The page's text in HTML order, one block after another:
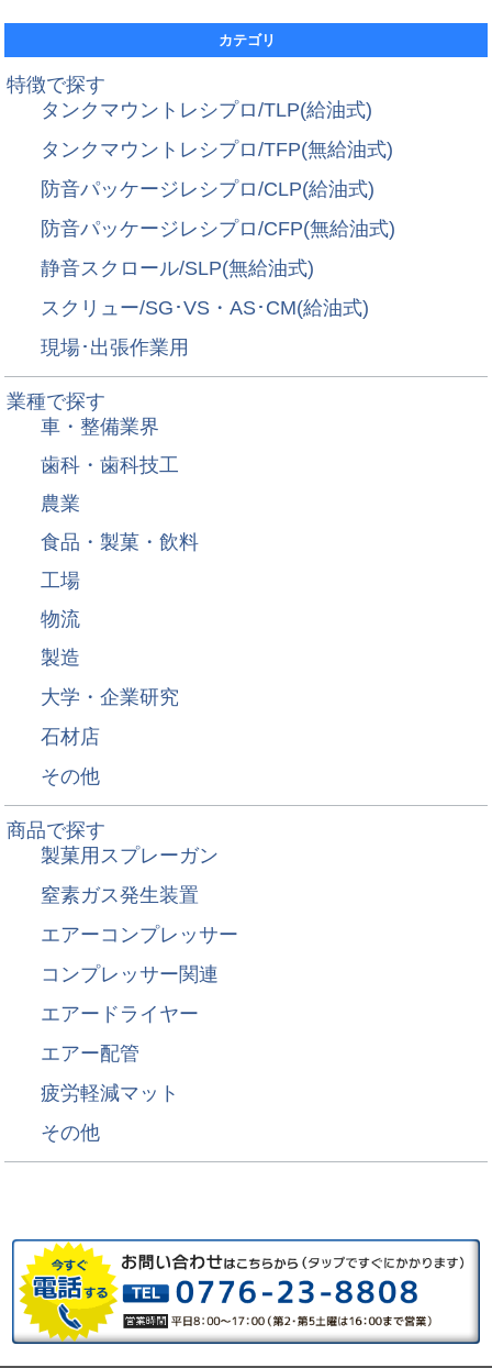
カテゴリ
特徴で探す
タンクマウントレシプロ/TLP(給油式)
タンクマウントレシプロ/TFP(無給油式)
防音パッケージレシプロ/CLP(給油式)
防音パッケージレシプロ/CFP(無給油式)
静音スクロール/SLP(無給油式)
スクリュー/SG･VS・AS･CM(給油式)
現場･出張作業用
業種で探す
車・整備業界
歯科・歯科技工
農業
食品・製菓・飲料
工場
物流
製造
大学・企業研究
石材店
その他
商品で探す
製菓用スプレーガン
窒素ガス発生装置
エアーコンプレッサー
コンプレッサー関連
エアードライヤー
エアー配管
疲労軽減マット
その他